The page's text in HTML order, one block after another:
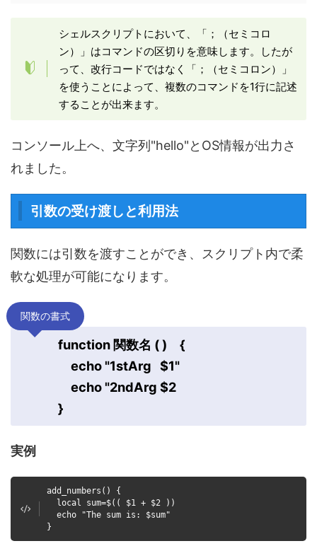
シェルスクリプトにおいて、「；（セミコロ
ン）」はコマンドの区切りを意味します。したが
って、改行コードではなく「；（セミコロン）」
を使うことによって、複数のコマンドを1行に記述
することが出来ます。
コンソール上へ、文字列"hello"とOS情報が出力さ
れました。
引数の受け渡しと利用法
関数には引数を渡すことができ、スクリプト内で柔
軟な処理が可能になります。
関数の書式
function 関数名 ( ) {
echo "1stArg $1"
echo "2ndArg $2
}
実例
add_numbers() {
local sum=$(( $1 + $2 ))
echo "The sum is: $sum"
}